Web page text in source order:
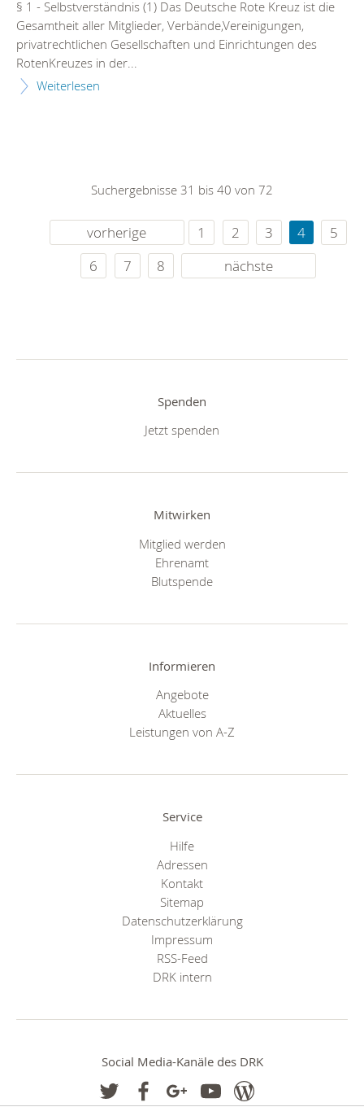
§ 1 - Selbstverständnis (1) Das Deutsche Rote Kreuz ist die
Gesamtheit aller Mitglieder, Verbände,Vereinigungen,
privatrechtlichen Gesellschaften und Einrichtungen des
RotenKreuzes in der...
Weiterlesen
Suchergebnisse 31 bis 40 von 72
vorherige 1 2 3 4
5
6
7 8 nächste
Spenden
Jetzt spenden
Mitwirken
Mitglied werden
Ehrenamt
Blutspende
Informieren
Angebote
Aktuelles
Leistungen von A-Z
Service
Hilfe
Adressen
Kontakt
Sitemap
Datenschutzerklärung
Impressum
RSS-Feed
DRK intern
Social Media-Kanäle des DRK